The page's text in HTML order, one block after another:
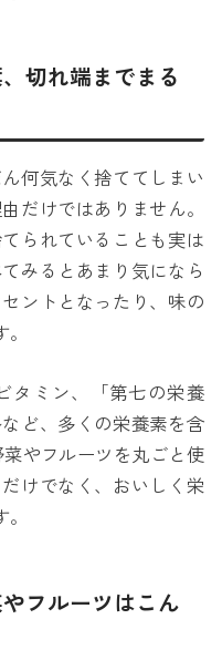
切れ端までまる
何気なく捨ててしまい
だけではありません。
られていることも実は
みるとあまり気になら
ントとなったり、味の
タミン、「第七の栄養
ど、多くの栄養素を含
やフルーツを丸ごと使
けでなく、おいしく栄
フルーツはこん